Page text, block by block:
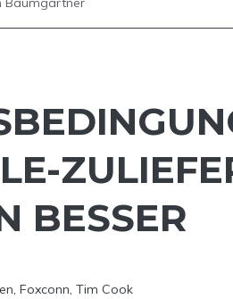
BESSER
, Foxconn, Tim Cook